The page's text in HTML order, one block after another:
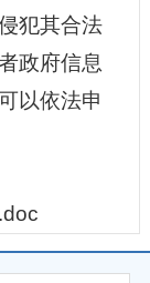
犯其合法
政府信息
以依法申